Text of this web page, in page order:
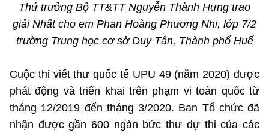
Thứ trưởng Bộ TT&TT Nguyễn Thành Hưng trao
giải Nhấtcho em Phan Hoàng Phương Nhi, lớp 7/2
trường Trung học cơ sở Duy Tân, Thành phố Huế
Cuộc thi viết thư quốc tế UPU 49 (năm 2020) được
phát động và triển khai trên phạm vi toàn quốc từ
tháng 12/2019 đến tháng 3/2020. Ban Tổ chức đã
nhận được gần 600 ngàn bức thư dự thi của các